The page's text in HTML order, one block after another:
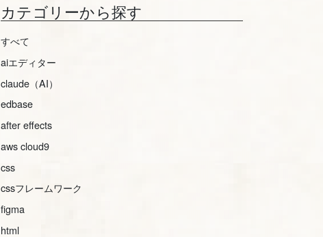
カテゴリーから探す
すべて
aiエディター
claude（AI）
edbase
after effects
aws cloud9
css
cssフレームワーク
figma
html